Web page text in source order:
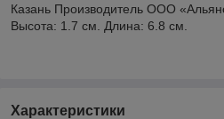
Казань Производитель ООО
Высота: 1.7 см. Длина: 6.8 см.
Характеристики